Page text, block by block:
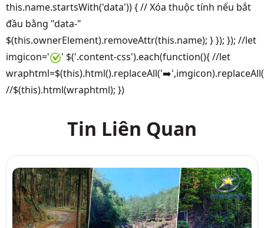
this.name.startsWith('data')) { // Xóa thuộc tính nếu bắt
đầu bằng "data-"
$(this.ownerElement).removeAttr(this.name); } }); }); //let
imgicon='
' $('.content-css').each(function(){ //let
//$(this).html(wraphtml); })
Tin Liên Quan